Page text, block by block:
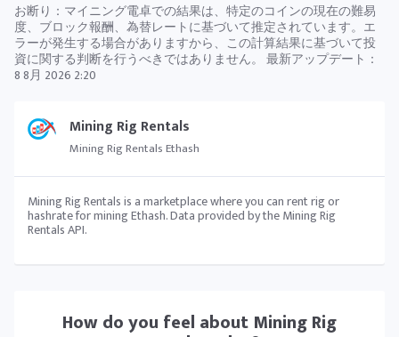
Mining Rig Rentals
Mining Rig Rentals Ethash
Mining Rig Rentals is a marketplace where you can rent rig or
hashrate for mining Ethash. Data provided by the Mining Rig
Rentals API.
How do you feel about Mining Rig
お断り：マイニング電卓での結果は、特定のコインの現在の難易
度、ブロック報酬、為替レートに基づいて推定されています。エ
ラーが発生する場合がありますから、この計算結果に基づいて投
資に関する判断を行うべきではありません。 最新アップデート：
8 8月 2026 2:20